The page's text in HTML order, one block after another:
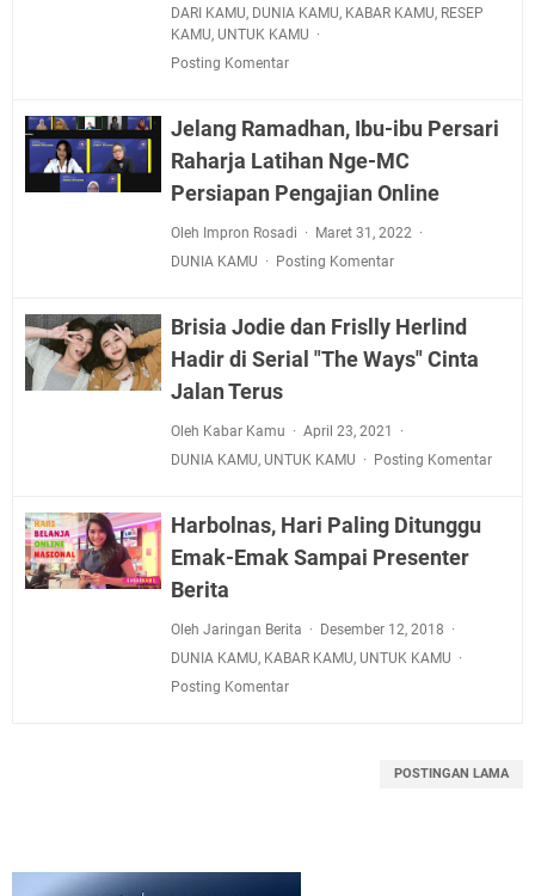
DARI KAMU, DUNIA KAMU, KABAR KAMU, RESEP
KAMU, UNTUK KAMU
Posting Komentar
Jelang Ramadhan, Ibu-ibu Persari
Raharja Latihan Nge-MC
Persiapan Pengajian Online
Oleh Impron Rosadi
Maret 31, 2022
DUNIA KAMU
Posting Komentar
Brisia Jodie dan Frislly Herlind
Hadir di Serial "The Ways" Cinta
Jalan Terus
Oleh Kabar Kamu
April 23, 2021
DUNIA KAMU, UNTUK KAMU Posting Komentar
Harbolnas, Hari Paling Ditunggu
Emak-Emak Sampai Presenter
Berita
Oleh Jaringan Berita
Desember 12, 2018
DUNIA KAMU, KABAR KAMU, UNTUK KAMU
Posting Komentar
POSTINGAN LAMA